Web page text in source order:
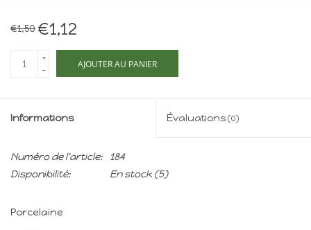
Mon site
Offres
€1,50 €1,12
+
-
AJOUTER AU PANIER
Informations Évaluations (0)
Numéro de l'article:
184
Disponibilité:
En stock (5)
Porcelaine